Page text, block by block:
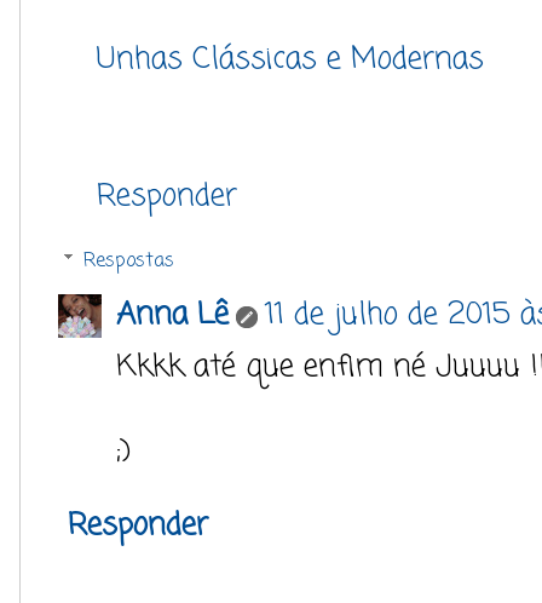
Unhas Clássicas e Modernas
Responder
Respostas
Anna Lê
11 de julho de 2015
Kkkk até que enfim né Juuuu
;)
Responder